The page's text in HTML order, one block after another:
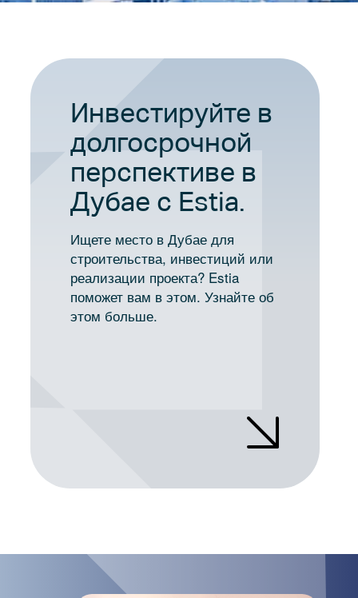
Инвестируйте в
долгосрочной
перспективе в
Дубае с Estia.
Ищете место в Дубае для
строительства, инвестиций или
реализации проекта? Estia
поможет вам в этом. Узнайте об
этом больше.